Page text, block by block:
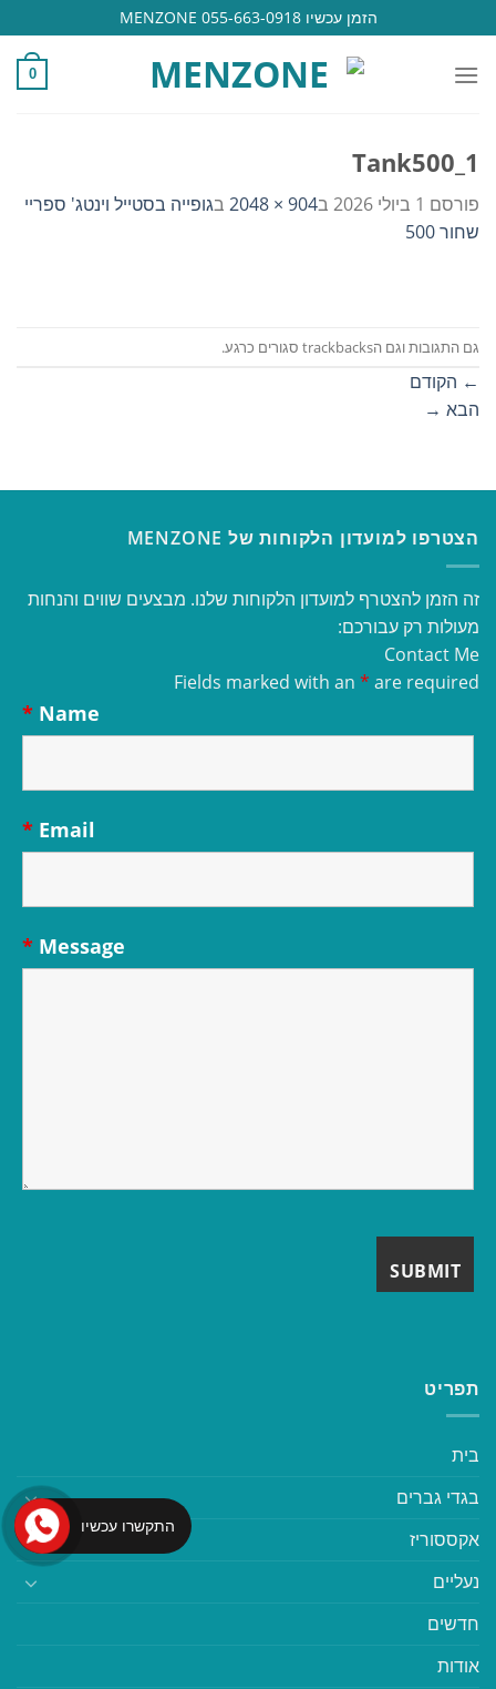
to
content
הזמן עכשיו 055-663-0918 MENZONE
0
Tank500_1
פורסם 1 ביולי 2026 ב904 × 2048 בגופייה בסטייל וינטג' ספריי
שחור 500
גם התגובות וגם הtrackbacks סגורים כרגע.
← הקודם
הבא →
הצטרפו למועדון הלקוחות של MENZONE
זה הזמן להצטרף למועדון הלקוחות שלנו. מבצעים שווים והנחות
מעולות רק עבורכם:
Contact Me
Fields marked with an * are required
Name
*
Email
*
Message
*
תפריט
בית
בגדי גברים
אקססוריז
נעליים
חדשים
אודות
התקשרו עכשיו